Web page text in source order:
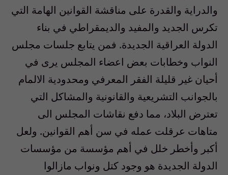
والدراية والقدرة على مناقشة القوانين الهامة التي
تكرس الجديد والمفيد والديمقراطي في بناء
الدولة العراقية الجديدة. فمن يتابع جلسات مجلس
النواب وخطابات بعض اعضاء المجلس يرى في
أحيان غير قليلة الفقر المعرفي ومحدودية الالمام
بالجوانب التشريعية والقانونية والمشاكل التي
تعترض البلاد، مما دفع نقاشات المجلس الى
متاهات عرقلت عمله في سن أهم القوانين. ولعل
أكبر وأخطر خلل في أهم مؤسسة من مؤسسات
الدولة الجديدة هو وجود كتل ونواب مازالوا